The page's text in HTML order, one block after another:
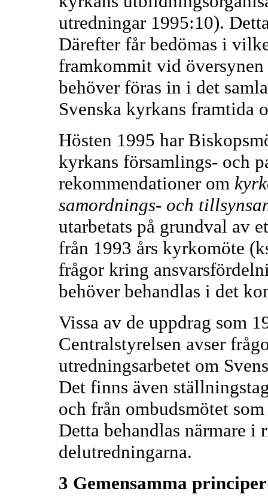
utredningar 1995:10).
Därefter får bedömas i
framkommit vid
behöver föras in i det
Svenska kyrkans framtida
Hösten 1995 har
kyrkans församlings- och
rekommendationer om
samordnings- och
utarbetats på grundval av
från 1993 års kyrkomöte
frågor kring
behöver behandlas i det
Vissa av de uppdrag som
Centralstyrelsen avser
utredningsarbetet om
Det finns även
och från ombudsmötet
Detta behandlas närmare
delutredningarna.
3 Gemensamma principer